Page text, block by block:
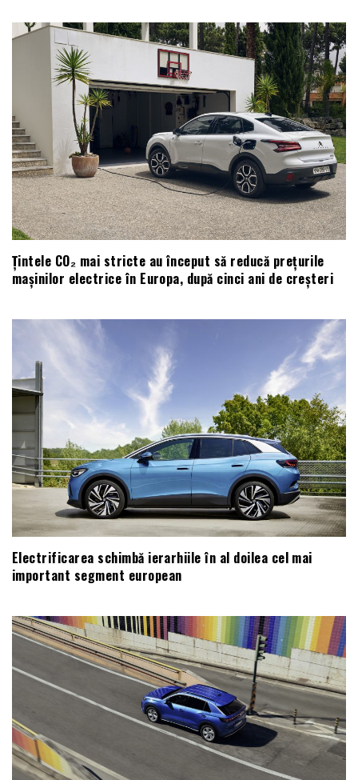
Țintele CO₂ mai stricte au început să reducă prețurile
mașinilor electrice în Europa, după cinci ani de creșteri
Electrificarea schimbă ierarhiile în al doilea cel mai
important segment european